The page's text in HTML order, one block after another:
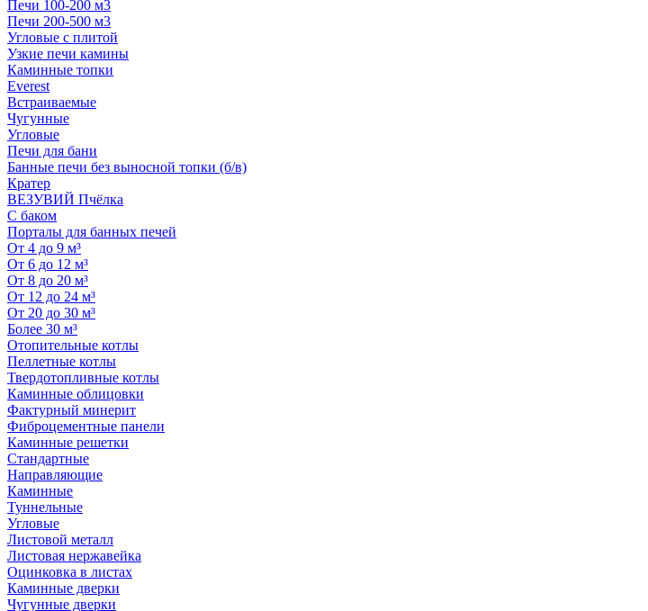
Печи 100-200 м3
Печи 200-500 м3
Угловые с плитой
Узкие печи камины
Каминные топки
Everest
Встраиваемые
Чугунные
Угловые
Печи для бани
Банные печи без выносной топки (б/в)
Кратер
ВЕЗУВИЙ Пчёлка
С баком
Порталы для банных печей
От 4 до 9 м³
От 6 до 12 м³
От 8 до 20 м³
От 12 до 24 м³
От 20 до 30 м³
Более 30 м³
Отопительные котлы
Пеллетные котлы
Твердотопливные котлы
Каминные облицовки
Фактурный минерит
Фиброцементные панели
Каминные решетки
Стандартные
Направляющие
Каминные
Туннельные
Угловые
Листовой металл
Листовая нержавейка
Оцинковка в листах
Каминные дверки
Чугунные дверки